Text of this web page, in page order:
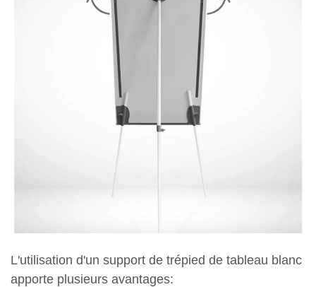
L'utilisation d'un support de trépied de tableau blanc
apporte plusieurs avantages: